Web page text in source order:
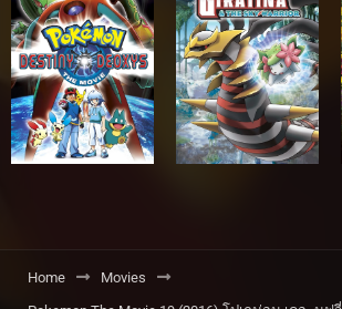
Home
Movies